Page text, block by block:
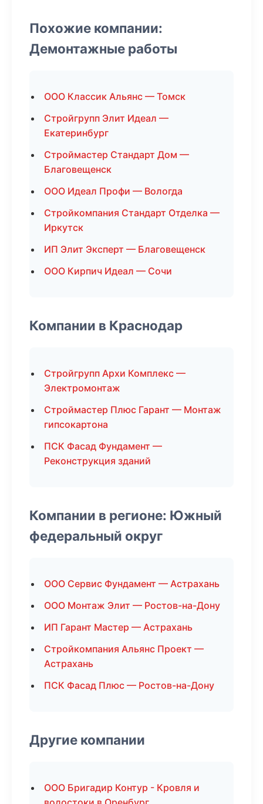
Похожие компании:
Демонтажные работы
ООО Классик Альянс — Томск
Стройгрупп Элит Идеал —
Екатеринбург
Строймастер Стандарт Дом —
Благовещенск
ООО Идеал Профи — Вологда
Стройкомпания Стандарт Отделка —
Иркутск
ИП Элит Эксперт — Благовещенск
ООО Кирпич Идеал — Сочи
Компании в Краснодар
Стройгрупп Архи Комплекс —
Электромонтаж
Строймастер Плюс Гарант — Монтаж
гипсокартона
ПСК Фасад Фундамент —
Реконструкция зданий
Компании в регионе: Южный
федеральный округ
ООО Сервис Фундамент — Астрахань
ООО Монтаж Элит — Ростов-на-Дону
ИП Гарант Мастер — Астрахань
Стройкомпания Альянс Проект —
Астрахань
ПСК Фасад Плюс — Ростов-на-Дону
Другие компании
ООО Бригадир Контур - Кровля и